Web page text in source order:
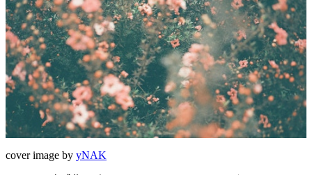
cover image by yNAK